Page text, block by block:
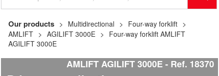
Our products Multidirectional
Four-way forklift
AMLIFT
AGILIFT 3000E
Four-way forklift AMLIFT
AGILIFT 3000E
AMLIFT AGILIFT 3000E Ref. 18370